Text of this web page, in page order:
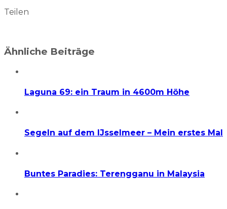
Teilen
Ähnliche Beiträge
Laguna 69: ein Traum in 4600m Höhe
Segeln auf dem IJsselmeer – Mein erstes Mal
Buntes Paradies: Terengganu in Malaysia